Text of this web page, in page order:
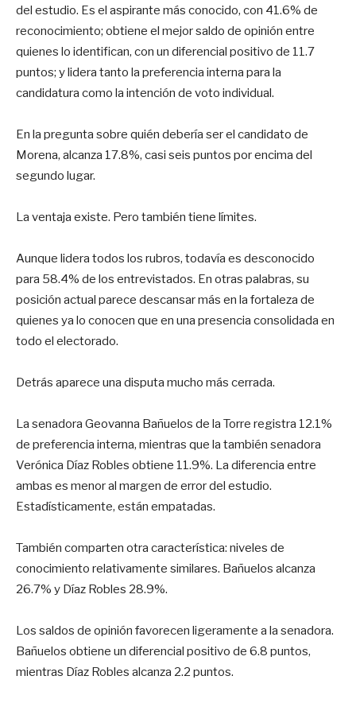
del estudio. Es el aspirante más conocido, con 41.6% de
reconocimiento; obtiene el mejor saldo de opinión entre
quienes lo identifican, con un diferencial positivo de 11.7
puntos; y lidera tanto la preferencia interna para la
candidatura como la intención de voto individual.
En la pregunta sobre quién debería ser el candidato de
Morena, alcanza 17.8%, casi seis puntos por encima del
segundo lugar.
La ventaja existe. Pero también tiene límites.
Aunque lidera todos los rubros, todavía es desconocido
para 58.4% de los entrevistados. En otras palabras, su
posición actual parece descansar más en la fortaleza de
quienes ya lo conocen que en una presencia consolidada en
todo el electorado.
Detrás aparece una disputa mucho más cerrada.
La senadora Geovanna Bañuelos de la Torre registra 12.1%
de preferencia interna, mientras que la también senadora
Verónica Díaz Robles obtiene 11.9%. La diferencia entre
ambas es menor al margen de error del estudio.
Estadísticamente, están empatadas.
También comparten otra característica: niveles de
conocimiento relativamente similares. Bañuelos alcanza
26.7% y Díaz Robles 28.9%.
Los saldos de opinión favorecen ligeramente a la senadora.
Bañuelos obtiene un diferencial positivo de 6.8 puntos,
mientras Díaz Robles alcanza 2.2 puntos.